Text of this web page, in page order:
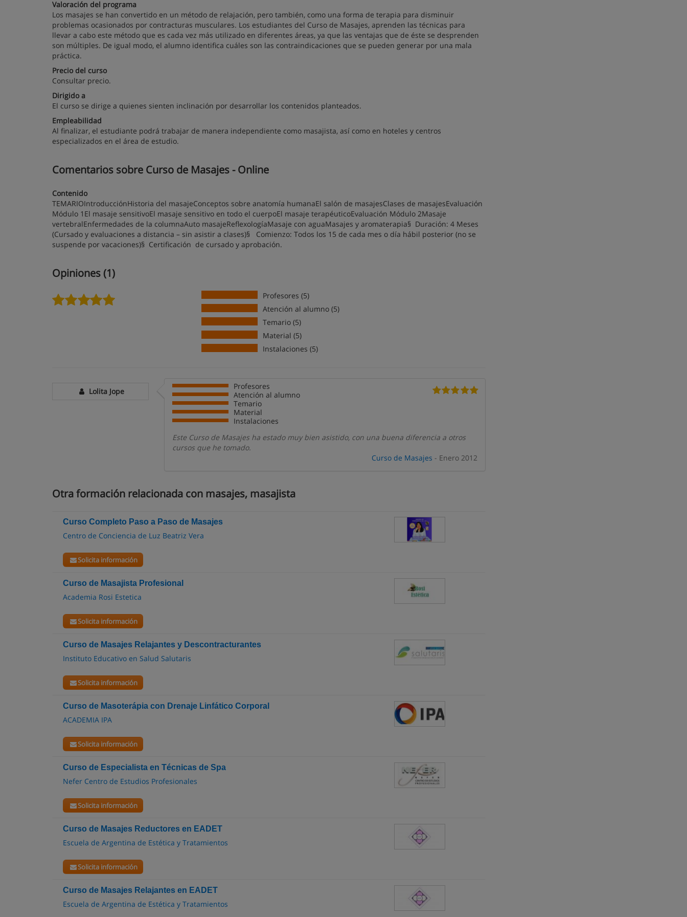
Valoración del programa
Los masajes se han convertido en un método de relajación, pero también, como una forma de terapia para disminuir
problemas ocasionados por contracturas musculares. Los estudiantes del Curso de Masajes, aprenden las técnicas para
llevar a cabo este método que es cada vez más utilizado en diferentes áreas, ya que las ventajas que de éste se desprenden
son múltiples. De igual modo, el alumno identifica cuáles son las contraindicaciones que se pueden generar por una mala
práctica.
Precio del curso
Consultar precio.
Dirigido a
El curso se dirige a quienes sienten inclinación por desarrollar los contenidos planteados.
Empleabilidad
Al finalizar, el estudiante podrá trabajar de manera independiente como masajista, así como en hoteles y centros
especializados en el área de estudio.
Comentarios sobre Curso de Masajes - Online
Contenido
TEMARIOIntroducciónHistoria del masajeConceptos sobre anatomía humanaEl salón de masajesClases de masajesEvaluación
Módulo 1El masaje sensitivoEl masaje sensitivo en todo el cuerpoEl masaje terapéuticoEvaluación Módulo 2Masaje
vertebralEnfermedades de la columnaAuto masajeReflexologíaMasaje con aguaMasajes y aromaterapia§ Duración: 4 Meses
(Cursado y evaluaciones a distancia – sin asistir a clases)§ Comienzo: Todos los 15 de cada mes o día hábil posterior (no se
suspende por vacaciones)§ Certificación de cursado y aprobación.
Opiniones (1)
Profesores (5)
Atención al alumno (5)
Temario (5)
Material (5)
Instalaciones (5)
Lolita Jope
Profesores
Atención al alumno
Temario
Material
Instalaciones
Este Curso de Masajes ha estado muy bien asistido, con una buena diferencia a otros
cursos que he tomado.
Curso de Masajes - Enero 2012
Otra formación relacionada con masajes, masajista
Curso Completo Paso a Paso de Masajes
Centro de Conciencia de Luz Beatriz Vera
Solicita información
Curso de Masajista Profesional
Academia Rosi Estetica
Solicita información
Curso de Masajes Relajantes y Descontracturantes
Instituto Educativo en Salud Salutaris
Solicita información
Curso de Masoterápia con Drenaje Linfático Corporal
ACADEMIA IPA
Solicita información
Curso de Especialista en Técnicas de Spa
Nefer Centro de Estudios Profesionales
Solicita información
Curso de Masajes Reductores en EADET
Escuela de Argentina de Estética y Tratamientos
Solicita información
Curso de Masajes Relajantes en EADET
Escuela de Argentina de Estética y Tratamientos